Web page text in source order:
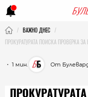
ВАЖНО ДНЕС
ПРОКУРАТУРАТА ПОИСКА ПРОВЕРКА
・ 1 мин. От